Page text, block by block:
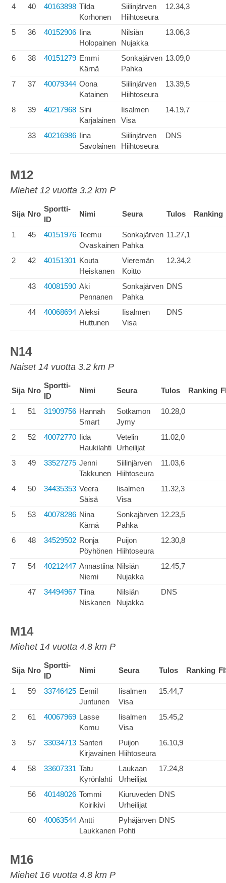
4 40 40163898 Tilda
Korhonen
Siilinjärven
Hiihtoseura
12.34,3
5 36 40152906 Iina
Holopainen
Nilsiän
Nujakka
13.06,3
6 38 40151279 Emmi
Kärnä
Sonkajärven
Pahka
13.09,0
7 37 40079344 Oona
Katainen
Siilinjärven
Hiihtoseura
13.39,5
8 39 40217968 Sini
Karjalainen
Iisalmen
Visa
14.19,7
33 40216986 Iina
Savolainen
Siilinjärven
Hiihtoseura
DNS
M12
Miehet 12 vuotta 3.2 km P
Sija Nro
Sportti-
ID
Nimi Seura Tulos Ranking
1 45 40151976 Teemu
Ovaskainen
Sonkajärven
Pahka
11.27,1
2 42 40151301 Kouta
Heiskanen
Vieremän
Koitto
12.34,2
43 40081590 Aki
Pennanen
Sonkajärven
Pahka
DNS
44 40068694 Aleksi
Huttunen
Iisalmen
Visa
DNS
N14
Naiset 14 vuotta 3.2 km P
Sija Nro
Sportti-
ID
Nimi Seura Tulos Ranking
1 51 31909756 Hannah
Smart
Sotkamon
Jymy
10.28,0
2 52 40072770 Iida
Haukilahti
Vetelin
Urheilijat
11.02,0
3 49 33527275 Jenni
Takkunen
Siilinjärven
Hiihtoseura
11.03,6
4 50 34435353 Veera
Säisä
Iisalmen
Visa
11.32,3
5 53 40078286 Nina
Kärnä
Sonkajärven
Pahka
12.23,5
6 48 34529502 Ronja
Pöyhönen
Puijon
Hiihtoseura
12.30,8
7 54 40212447 Annastiina
Niemi
Nilsiän
Nujakka
12.45,7
47 34494967 Tiina
Niskanen
Nilsiän
Nujakka
DNS
M14
Miehet 14 vuotta 4.8 km P
Sija Nro
Sportti-
ID
Nimi Seura Tulos Ranking
1 59 33746425 Eemil
Juntunen
Iisalmen
Visa
15.44,7
2 61 40067969 Lasse
Komu
Iisalmen
Visa
15.45,2
3 57 33034713 Santeri
Kirjavainen
Puijon
Hiihtoseura
16.10,9
4 58 33607331 Tatu
Kyrönlahti
Laukaan
Urheilijat
17.24,8
56 40148026 Tommi
Koirikivi
Kiuruveden
Urheilijat
DNS
60 40063544 Antti
Laukkanen
Pyhäjärven
Pohti
DNS
M16
Miehet 16 vuotta 4.8 km P